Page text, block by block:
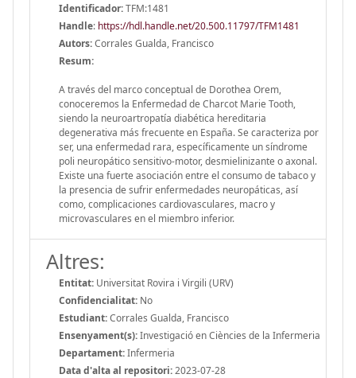
Identificador:TFM:1481
Handle: https://hdl.handle.net/20.500.11797/TFM1481
Autors:Corrales Gualda, Francisco
Resum:
A través del marco conceptual de Dorothea Orem,
conoceremos la Enfermedad de Charcot Marie Tooth,
siendo la neuroartropatía diabética hereditaria
degenerativa más frecuente en España. Se caracteriza por
ser, una enfermedad rara, específicamente un síndrome
poli neuropático sensitivo-motor, desmielinizante o axonal.
Existe una fuerte asociación entre el consumo de tabaco y
la presencia de sufrir enfermedades neuropáticas, así
como, complicaciones cardiovasculares, macro y
microvasculares en el miembro inferior.
Altres:
Entitat: Universitat Rovira i Virgili (URV)
Confidencialitat: No
Estudiant:Corrales Gualda, Francisco
Ensenyament(s):Investigació en Ciències de la Infermeria
Departament:Infermeria
Data d'alta al repositori:2023-07-28